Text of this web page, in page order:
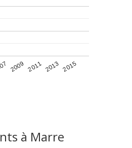
2009 2011 2013 2015
à Marre